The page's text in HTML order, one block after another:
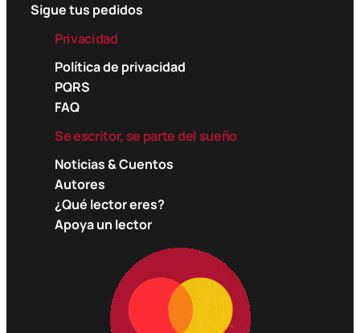
Sigue tus pedidos
Privacidad
Política de privacidad
PQRS
FAQ
Se escritor, se parte del sueño
Noticias & Cuentos
Autores
¿Qué lector eres?
Apoya un lector